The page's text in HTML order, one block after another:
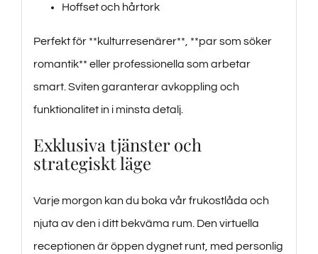
Hoffset och hårtork
Perfekt för **kulturresenärer**, **par som söker
romantik** eller professionella som arbetar
smart. Sviten garanterar avkoppling och
funktionalitet in i minsta detalj.
Exklusiva tjänster och
strategiskt läge
Varje morgon kan du boka vår frukostlåda och
njuta av den i ditt bekväma rum. Den virtuella
receptionen är öppen dygnet runt, med personlig